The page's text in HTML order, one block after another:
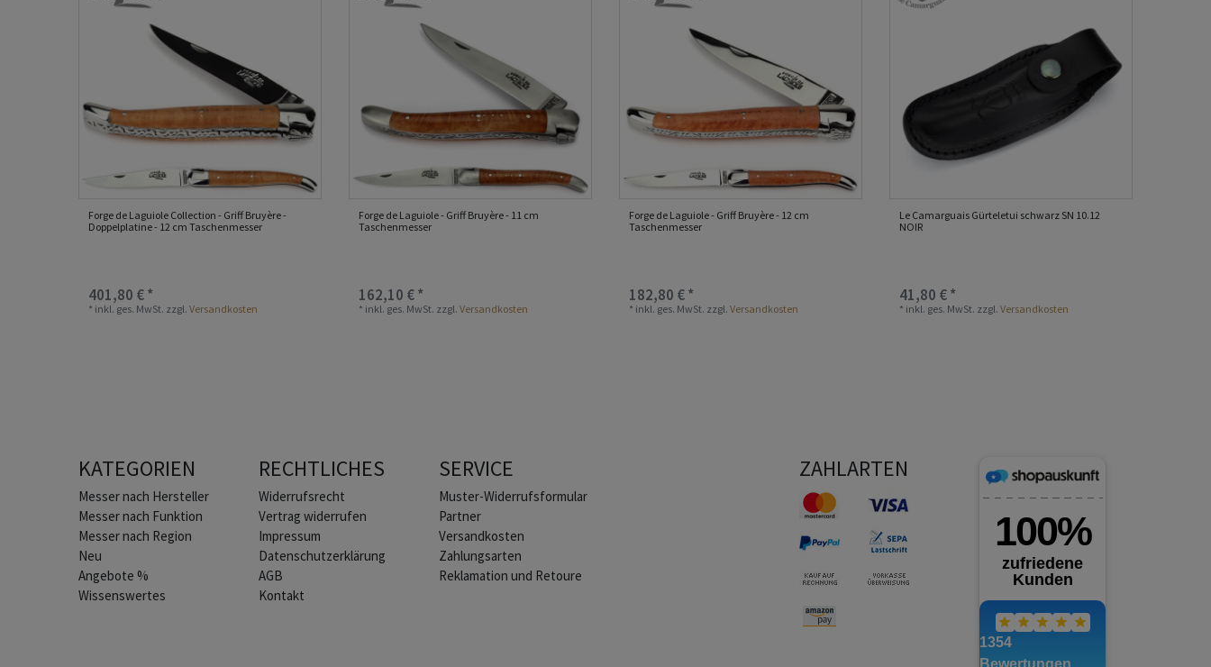
Forge de Laguiole Collection - Griff Bruyère -
Doppelplatine - 12 cm Taschenmesser
401,80 € *
* inkl. ges. MwSt. zzgl.Versandkosten
Forge de Laguiole - Griff Bruyère - 11 cm
Taschenmesser
162,10 € *
* inkl. ges. MwSt. zzgl.Versandkosten
Forge de Laguiole - Griff Bruyère - 12 cm
Taschenmesser
182,80 € *
* inkl. ges. MwSt. zzgl.Versandkosten
Le Camarguais Gürteletui schwarz SN 10.12
NOIR
41,80 € *
* inkl. ges. MwSt. zzgl.Versandkosten
KATEGORIEN
Home
Messer nach Hersteller
Messer nach Funktion
Messer nach Region
Neu
Angebote %
Wissenswertes
RECHTLICHES
Widerrufs­recht
Vertrag widerrufen
Impressum
Daten­schutz­erklärung
AGB
Kontakt
SERVICE
Muster-Widerrufsformular
Partner
Versandkosten
Zahlungsarten
Reklamation und Retoure
ZAHLARTEN